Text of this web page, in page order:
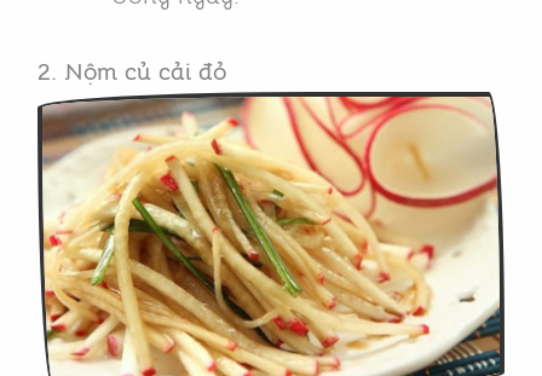
2. Nộm củ cải đỏ